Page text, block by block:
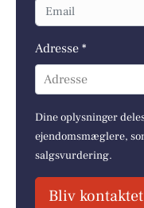
Adresse *
Adresse
Dine oplysninger
ejendomsmæglere,
salgsvurdering.
Bliv kontaktet